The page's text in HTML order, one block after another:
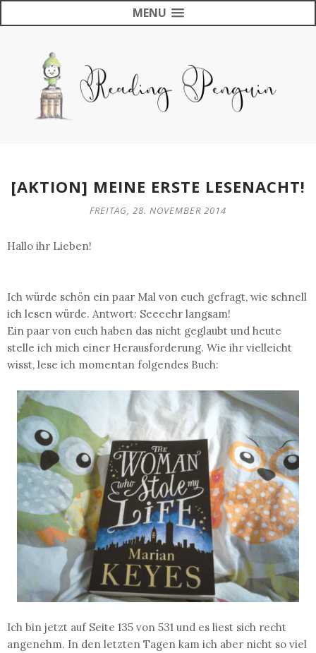
MENU
[AKTION] MEINE ERSTE LESENACHT!
FREITAG, 28. NOVEMBER 2014
Hallo ihr Lieben!
Ich würde schön ein paar Mal von euch gefragt, wie schnell
ich lesen würde. Antwort: Seeeehr langsam!
Ein paar von euch haben das nicht geglaubt und heute
stelle ich mich einer Herausforderung. Wie ihr vielleicht
wisst, lese ich momentan folgendes Buch:
Ich bin jetzt auf Seite 135 von 531 und es liest sich recht
angenehm. In den letzten Tagen kam ich aber nicht so viel